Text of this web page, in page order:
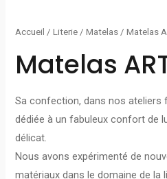
Accueil /Literie /Matelas / Matelas
Matelas
Sa confection, dans nos ateliers
dédiée à un fabuleux confort de
délicat.
Nous avons expérimenté de
matériaux dans le domaine de la